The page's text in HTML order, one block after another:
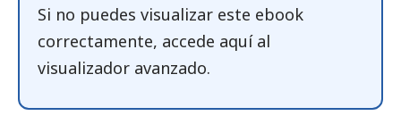
Si no puedes visualizar este ebook
correctamente, accede aquíal
visualizador avanzado.